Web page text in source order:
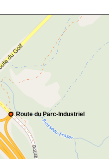
Route du Parc-Industriel